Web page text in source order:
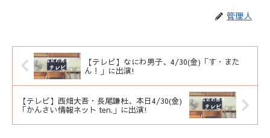
管理人
【テレビ】なにわ男子、4/30(金)「す・また
ん！」に出演!
【テレビ】西畑大吾・長尾謙杜、本日4/30(金)
「かんさい情報ネット ten.」に出演!